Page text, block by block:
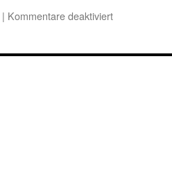
| Kommentare deaktiviertfür
!!